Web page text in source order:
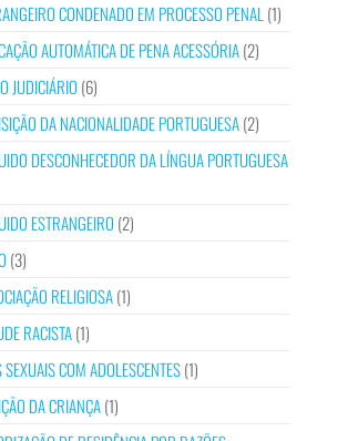
CONDENADO EM PROCESSO PENAL (1)
AUTOMÁTICA DE PENA ACESSÓRIA(2)
JUDICIÁRIO (6)
DA NACIONALIDADE PORTUGUESA(2)
DESCONHECEDOR DA LÍNGUA PORTUGUESA
ESTRANGEIRO (2)
(3)
RELIGIOSA(1)
RACISTA(1)
SEXUAIS COM ADOLESCENTES(1)
DA CRIANÇA(1)